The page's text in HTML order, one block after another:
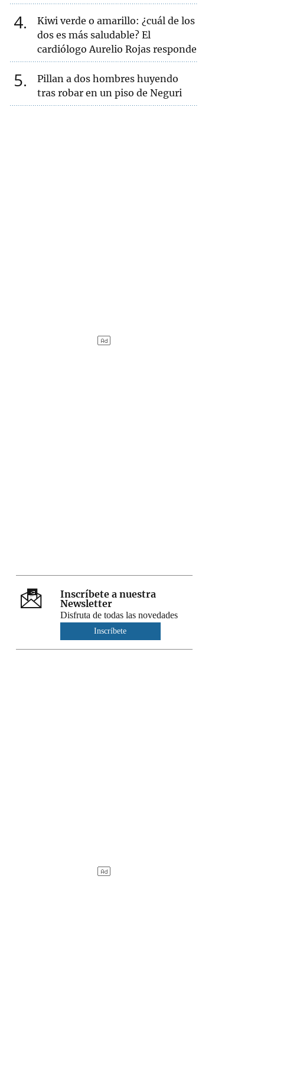
4
Kiwi verde o amarillo: ¿cuál de los
dos es más saludable? El
cardiólogo Aurelio Rojas responde
5
Pillan a dos hombres huyendo
tras robar en un piso de Neguri
Inscríbete a nuestra
Newsletter
Disfruta de todas las novedades
Inscríbete